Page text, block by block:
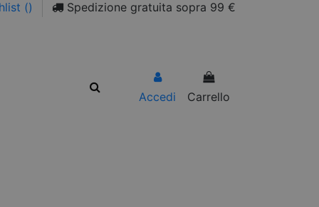
() Spedizione gratuita sopra 99 €
Accedi Carrello